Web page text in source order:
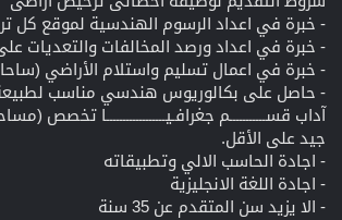
- خبرة في اعداد الرسوم الهندسية لموقع كل
- خبرة في اعداد ورصد المخالفات والتعديات
- خبرة في اعمال تسليم واستلام الأراضي
- حاصل على بكالوريوس هندسي مناسب
آداب قســـــــــــم جغرافـيــــــــــــــــــا تخصص
جيد على الأقل.
- اجادة الحاسب الالي وتطبيقاته
- اجادة اللغة الانجليزية
- الا يزيد سن المتقدم عن 35 سنة